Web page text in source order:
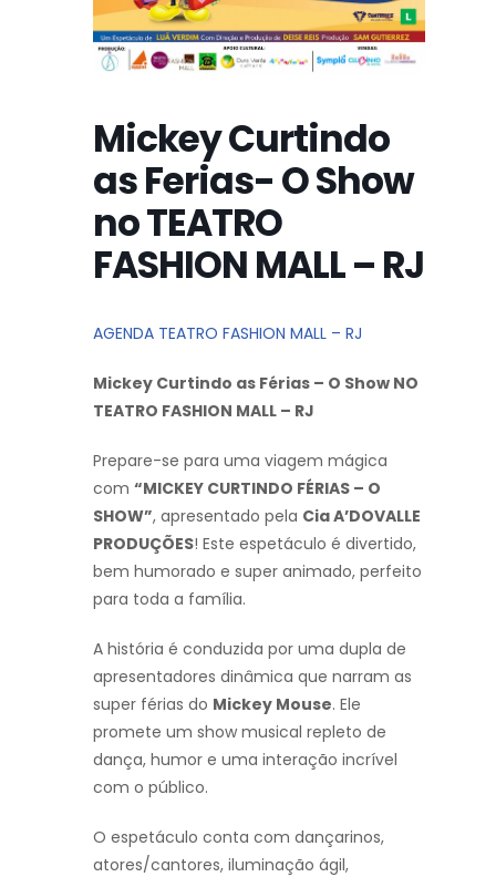
Mickey Curtindo
as Ferias- O Show
no TEATRO
FASHION MALL – RJ
AGENDA TEATRO FASHION MALL – RJ
Mickey Curtindo as Férias – O Show NO
TEATRO FASHION MALL – RJ
Prepare-se para uma viagem mágica
com “MICKEY CURTINDO FÉRIAS – O
SHOW”, apresentado pela Cia A’DOVALLE
PRODUÇÕES! Este espetáculo é divertido,
bem humorado e super animado, perfeito
para toda a família.
A história é conduzida por uma dupla de
apresentadores dinâmica que narram as
super férias do Mickey Mouse. Ele
promete um show musical repleto de
dança, humor e uma interação incrível
com o público.
O espetáculo conta com dançarinos,
atores/cantores, iluminação ágil,